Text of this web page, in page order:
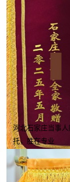
河北石家庄当事
托，胜在专业